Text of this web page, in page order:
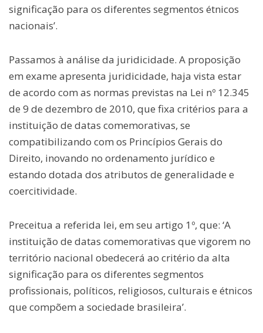
significação para os diferentes segmentos étnicos
nacionais’.
Passamos à análise da juridicidade. A proposição
em exame apresenta juridicidade, haja vista estar
de acordo com as normas previstas na Lei nº 12.345
de 9 de dezembro de 2010, que fixa critérios para a
instituição de datas comemorativas, se
compatibilizando com os Princípios Gerais do
Direito, inovando no ordenamento jurídico e
estando dotada dos atributos de generalidade e
coercitividade.
Preceitua a referida lei, em seu artigo 1º, que: ‘A
instituição de datas comemorativas que vigorem no
território nacional obedecerá ao critério da alta
significação para os diferentes segmentos
profissionais, políticos, religiosos, culturais e étnicos
que compõem a sociedade brasileira’.